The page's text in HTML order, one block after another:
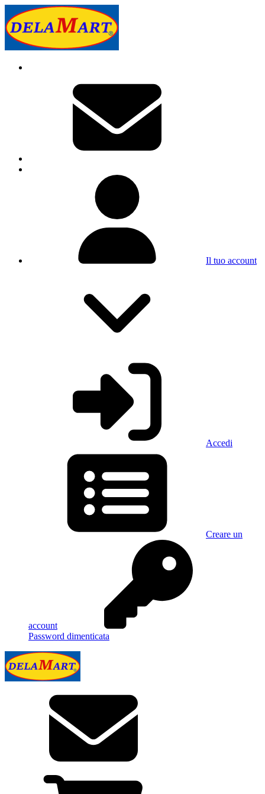
Il tuo account
Accedi
Creare un
account
Password dimenticata